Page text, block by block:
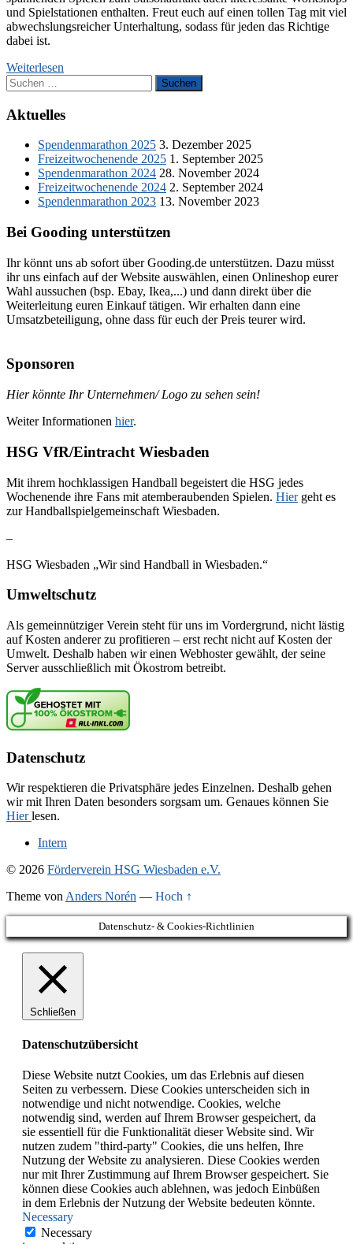
und Spielstationen enthalten. Freut euch auf einen tollen Tag mit viel
abwechslungsreicher Unterhaltung, sodass für jeden das Richtige
dabei ist.
Weiterlesen
Suchen
nach:
Aktuelles
Spendenmarathon 2025 3. Dezember 2025
Freizeitwochenende 2025 1. September 2025
Spendenmarathon 2024 28. November 2024
Freizeitwochenende 2024 2. September 2024
Spendenmarathon 2023 13. November 2023
Bei Gooding unterstützen
Ihr könnt uns ab sofort über Gooding.de unterstützen. Dazu müsst
ihr uns einfach auf der Website auswählen, einen Onlineshop eurer
Wahl aussuchen (bsp. Ebay, Ikea,...) und dann direkt über die
Weiterleitung euren Einkauf tätigen. Wir erhalten dann eine
Umsatzbeteiligung, ohne dass für euch der Preis teurer wird.
Sponsoren
Hier könnte Ihr Unternehmen/ Logo zu sehen sein!
Weiter Informationen hier.
HSG VfR/Eintracht Wiesbaden
Mit ihrem hochklassigen Handball begeistert die HSG jedes
Wochenende ihre Fans mit atemberaubenden Spielen. Hiergeht es
zur Handballspielgemeinschaft Wiesbaden.
–
HSG Wiesbaden „Wir sind Handball in Wiesbaden.“
Umweltschutz
Als gemeinnütziger Verein steht für uns im Vordergrund, nicht lästig
auf Kosten anderer zu profitieren – erst recht nicht auf Kosten der
Umwelt. Deshalb haben wir einen Webhoster gewählt, der seine
Server ausschließlich mit Ökostrom betreibt.
Datenschutz
Wir respektieren die Privatsphäre jedes Einzelnen. Deshalb gehen
wir mit Ihren Daten besonders sorgsam um. Genaues können Sie
Hierlesen.
Intern
© 2026 Förderverein HSG Wiesbaden e.V.
Theme vonAnders Norén — Hoch ↑
Datenschutz- & Cookies-Richtlinien
Schließen
Datenschutzübersicht
Diese Website nutzt Cookies, um das Erlebnis auf diesen
Seiten zu verbessern. Diese Cookies unterscheiden sich in
notwendige und nicht notwendige. Cookies, welche
notwendig sind, werden auf Ihrem Browser gespeichert, da
sie essentiell für die Funktionalität dieser Website sind. Wir
nutzen zudem "third-party" Cookies, die uns helfen, Ihre
Nutzung der Website zu analysieren. Diese Cookies werden
nur mit Ihrer Zustimmung auf Ihrem Browser gespeichert. Sie
können diese Cookies auch ablehnen, was jedoch Einbüßen
in dem Erlebnis der Nutzung der Website bedeuten könnte.
Necessary
Necessary